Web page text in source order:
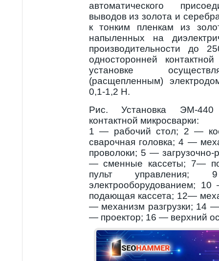
автоматического
выводов из золота и
к тонким пленкам из
напыленных на
производительности до
односторонней
установке
(расщепленным)
0,1-1,2 Н.
Рис. Установка ЭМ-440
контактной микросварки:
1 — рабочий стол; 2 —
сварочная головка; 4 —
проволоки; 5 — загрузочно-
— сменные кассеты; 7—
пульт
электрооборудованием;
подающая кассета; 12—
— механизм разгрузки; 14 —
— проектор; 16 — верхний